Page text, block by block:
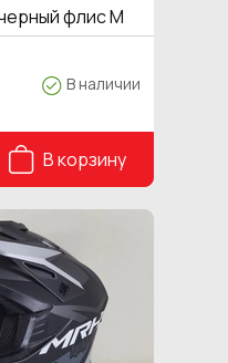
флис М
В наличии
В корзину